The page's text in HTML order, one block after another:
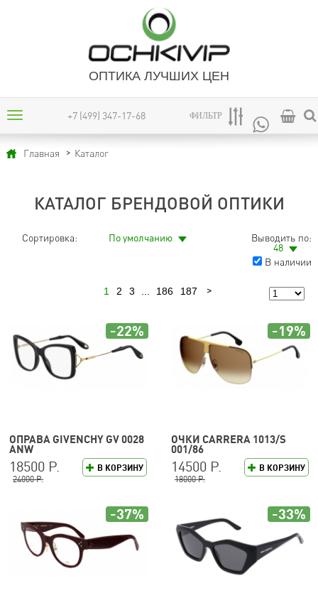
ОПТИКА ЛУЧШИХ ЦЕН
+7 (499) 347-17-68 ФИЛЬТР
Главная Каталог
КАТАЛОГ БРЕНДОВОЙ ОПТИКИ
Сортировка: По умолчанию
Выводить по:
48
В наличии
1 2 3 186 187
ОПРАВА GIVENCHY GV 0028
ANW
В КОРЗИНУ
18500 Р.
24000 Р.
-22%
ОЧКИ CARRERA 1013/S
001/86
В КОРЗИНУ
14500 Р.
18000 Р.
-19%
-37% -33%